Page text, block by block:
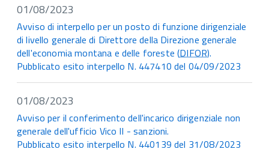
01/08/2023
Avviso di interpello per un posto di funzione dirigenziale
di livello generale di Direttore della Direzione generale
dell'economia montana e delle foreste (DIFOR).
Pubblicato esito interpello N. 447410 del 04/09/2023
01/08/2023
Avviso per il conferimento dell'incarico dirigenziale non
generale dell'ufficio Vico II - sanzioni.
Pubblicato esito interpello N. 440139 del 31/08/2023